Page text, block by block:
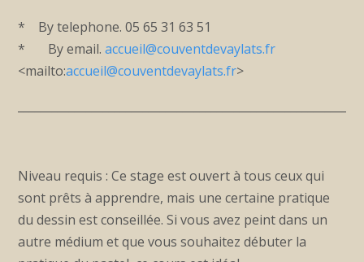
* By telephone. 05 65 31 63 51
* By email. accueil@couventdevaylats.fr
<mailto:accueil@couventdevaylats.fr>
Niveau requis : Ce stage est ouvert à tous ceux qui
sont prêts à apprendre, mais une certaine pratique
du dessin est conseillée. Si vous avez peint dans un
autre médium et que vous souhaitez débuter la